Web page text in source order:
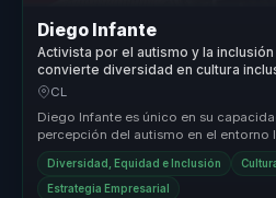
Diego Infante
Activista por el autismo y la
convierte diversidad en cultura
empresas.
CL
Diego Infante es único en su
percepción del autismo en el entorno
charlas, ofrece ...
Diversidad, Equidad e Inclusión
Estrategia Empresarial